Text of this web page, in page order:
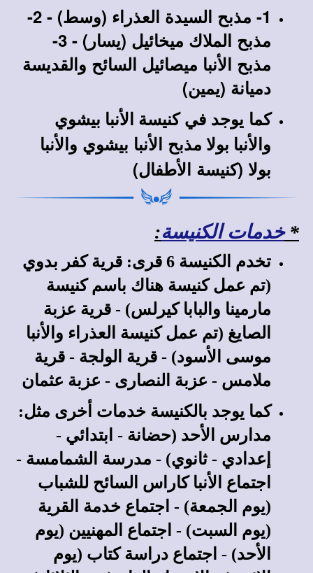
1- مذبح السيدة العذراء (وسط) - 2-
مذبح الملاك ميخائيل (يسار) - 3-
مذبح الأنبا ميصائيل السائح والقديسة
دميانة (يمين)
كما يوجد فيكنيسة الأنبا بيشوي
والأنبا بولا مذبح الأنبا بيشوي والأنبا
بولا (كنيسة الأطفال)
*خدمات الكنيسة:
تخدم الكنيسة 6 قرى: قرية كفر بدوي
(تم عمل كنيسة هناك باسم كنيسة
مارمينا والبابا كيرلس) - قرية عزبة
الصايغ (تم عمل كنيسة العذراء والأنبا
موسى الأسود) - قرية الولجة - قرية
ملامس - عزبة النصارى - عزبة عثمان
كما يوجد بالكنيسة خدمات أخرى مثل:
مدارس الأحد (حضانة - ابتدائي -
إعدادي - ثانوي) - مدرسة الشمامسة -
اجتماع الأنبا كاراس السائح للشباب
(يوم الجمعة) - اجتماع خدمة القرية
(يوم السبت) - اجتماع المهنيين (يوم
الأحد) - اجتماع دراسة كتاب (يوم